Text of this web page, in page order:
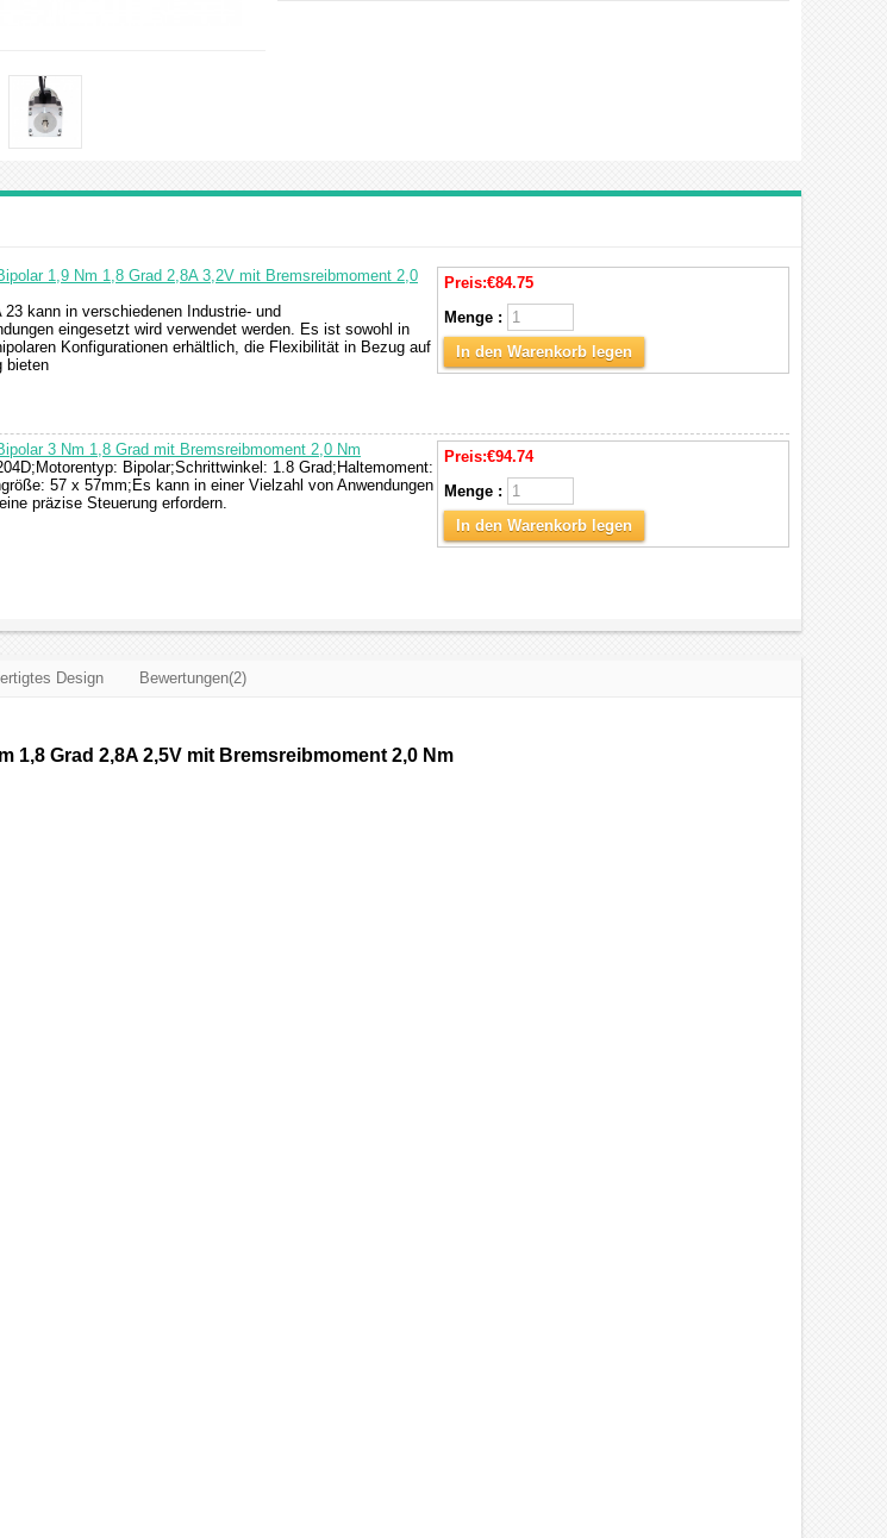
1,9 Nm 1,8 Grad 2,8A 3,2V mit Bremsreibmoment 2,0
kann in verschiedenen Industrie- und
eingesetzt wird verwendet werden. Es ist sowohl in
Konfigurationen erhältlich, die Flexibilität in Bezug auf
bieten
Preis:€84.75
Menge :
In den Warenkorb legen
3 Nm 1,8 Grad mit Bremsreibmoment 2,0 Nm
Bipolar;Schrittwinkel: 1.8 Grad;Haltemoment:
57 x 57mm;Es kann in einer Vielzahl von Anwendungen
präzise Steuerung erfordern.
Preis:€94.74
Menge :
In den Warenkorb legen
Design Bewertungen(2)
1,8 Grad 2,8A 2,5V mit Bremsreibmoment 2,0 Nm